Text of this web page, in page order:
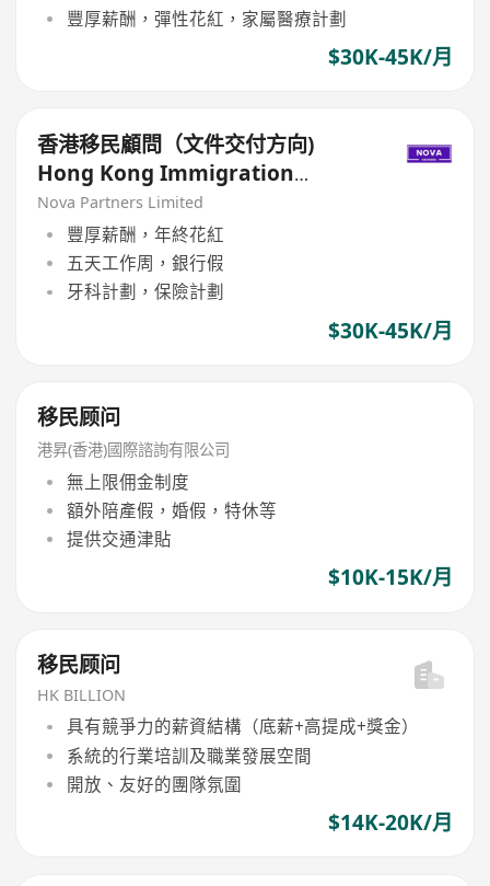
豐厚薪酬，彈性花紅，家屬醫療計劃
$30K-45K/月
香港移民顧問（文件交付方向)
Hong Kong Immigration
Consultant (Delivery &
Execution Focus)
Nova Partners Limited
豐厚薪酬，年終花紅
五天工作周，銀行假
牙科計劃，保險計劃
$30K-45K/月
移民顾问
港昇(香港)國際諮詢有限公司
無上限佣金制度
額外陪產假，婚假，特休等
提供交通津貼
$10K-15K/月
移民顾问
HK BILLION
具有競爭力的薪資結構（底薪+高提成+獎金）
系統的行業培訓及職業發展空間
開放、友好的團隊氛圍
$14K-20K/月